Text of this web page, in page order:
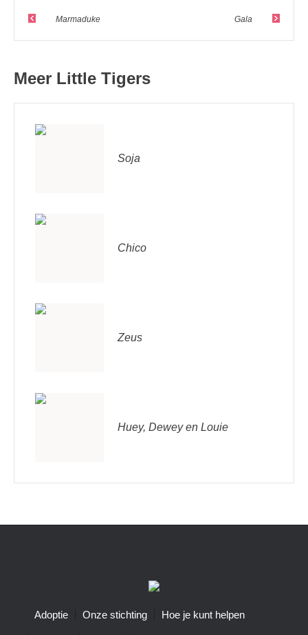
Marmaduke Gala
Meer Little Tigers
Soja
Chico
Zeus
Huey, Dewey en Louie
Adoptie Onze stichting Hoe je kunt helpen